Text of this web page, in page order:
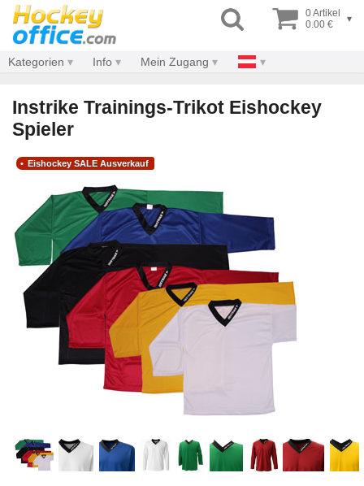
0 Artikel
0.00 €
▾
Kategorien Info Mein Zugang
Instrike Trainings-Trikot Eishockey
Spieler
Eishockey SALE Ausverkauf